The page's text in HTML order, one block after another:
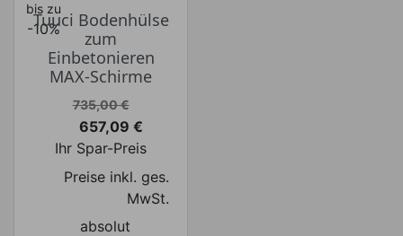
bis zu
-10%
Tuuci Bodenhülse
zum
Einbetonieren
MAX-Schirme
Verkaufspreis
735,00 €
Preis
657,09 €
Ihr Spar-Preis
Preise inkl. ges.
MwSt.
absolut